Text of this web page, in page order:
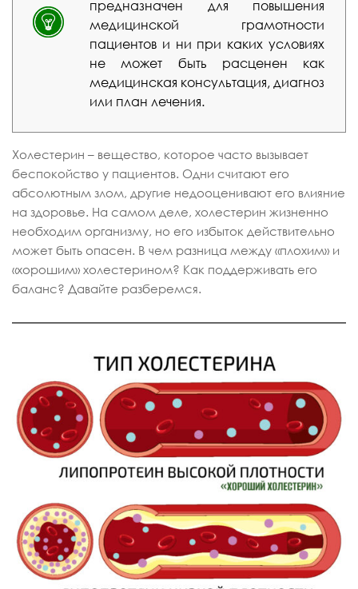
предназначен для повышения
медицинской грамотности
пациентов и ни при каких условиях
не может быть расценен как
медицинская консультация, диагноз
или план лечения.
Холестерин – вещество, которое часто вызывает
беспокойство у пациентов. Одни считают его
абсолютным злом, другие недооценивают его влияние
на здоровье. На самом деле, холестерин жизненно
необходим организму, но его избыток действительно
может быть опасен. В чем разница между «плохим» и
«хорошим» холестерином? Как поддерживать его
баланс? Давайте разберемся.